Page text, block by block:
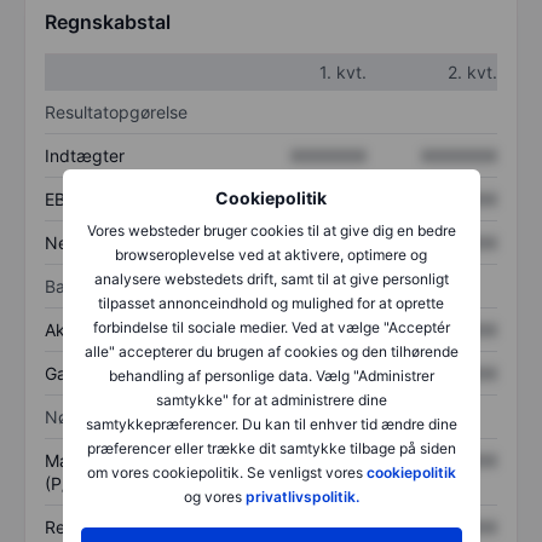
Cookiepolitik
Vores websteder bruger cookies til at give dig en bedre
browseroplevelse ved at aktivere, optimere og
analysere webstedets drift, samt til at give personligt
tilpasset annonceindhold og mulighed for at oprette
forbindelse til sociale medier. Ved at vælge "Acceptér
alle" accepterer du brugen af cookies og den tilhørende
behandling af personlige data. Vælg "Administrer
samtykke" for at administrere dine
samtykkepræferencer. Du kan til enhver tid ændre dine
præferencer eller trække dit samtykke tilbage på siden
om vores cookiepolitik. Se venligst vores cookiepolitik
og vores privatlivspolitik.
Regnskabstal
1. kvt.
2. kvt.
Resultatopgørelse
Indtægter
EBITDA XXXXXXX
Nettoresultat XXXXXXX XXXXXXX
Balance
Aktiver i alt XXXXXXX XXXXXXX
Gæld XXXXXXX XXXXXXX
Nøgletal
Markedsværdi/omsætning
(P/S)
XXXXXXX XXXXXXX
Resultat pr. aktie (EPS) XXXXXXX XXXXXXX